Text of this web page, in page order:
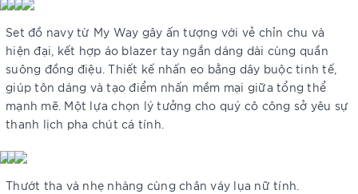
Set đồ navy từ My Way gây ấn tượng với vẻ chỉn chu và
hiện đại, kết hợp áo blazer tay ngắn dáng dài cùng quần
suông đồng điệu. Thiết kế nhấn eo bằng dây buộc tinh tế,
giúp tôn dáng và tạo điểm nhấn mềm mại giữa tổng thể
mạnh mẽ. Một lựa chọn lý tưởng cho quý cô công sở yêu sự
thanh lịch pha chút cá tính.
Thướt tha và nhẹ nhàng cùng chân váy lụa nữ tính.